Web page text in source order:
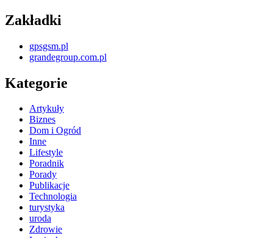
Zakładki
gpsgsm.pl
grandegroup.com.pl
Kategorie
Artykuły
Biznes
Dom i Ogród
Inne
Lifestyle
Poradnik
Porady
Publikacje
Technologia
turystyka
uroda
Zdrowie